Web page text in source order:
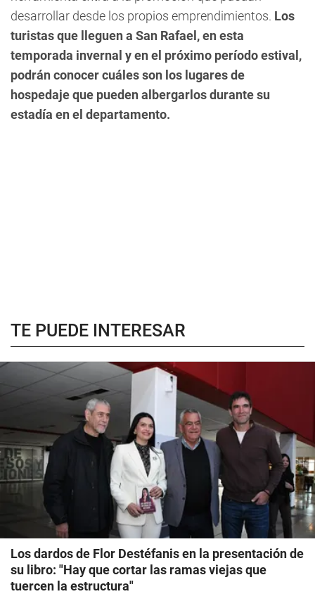
desarrollar desde los propios emprendimientos. Los
turistas que lleguen a San Rafael, en esta
temporada invernal y en el próximo período estival,
podrán conocer cuáles son los lugares de
hospedaje que pueden albergarlos durante su
estadía en el departamento.
TE PUEDE INTERESAR
Los dardos de Flor Destéfanis en la presentación de
su libro: "Hay que cortar las ramas viejas que
tuercen la estructura"